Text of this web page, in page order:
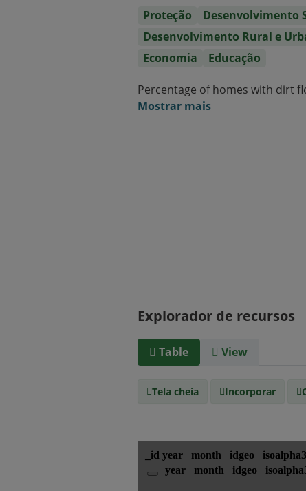
Proteção
Desenvolvimento
Desenvolvimento Rural e
Economia
Educação
Percentage of homes with dirt
Mostrar mais
Explorador de recursos
Table View
Tela cheia Incorporar